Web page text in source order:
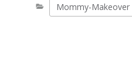
Mommy-Makeover